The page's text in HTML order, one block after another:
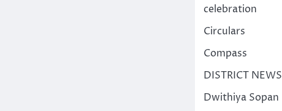
celebration
Circulars
Compass
DISTRICT NEWS
Dwithiya Sopan